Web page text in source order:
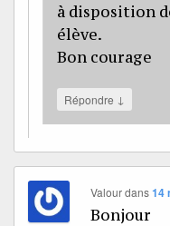
à disposition
élève.
Bon courage
Répondre ↓
Valourdans14
Bonjour